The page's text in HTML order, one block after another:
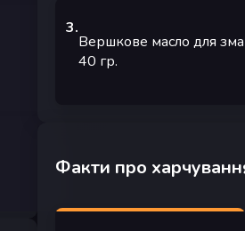
3.
Вершкове масло для
40 гр.
Факти про